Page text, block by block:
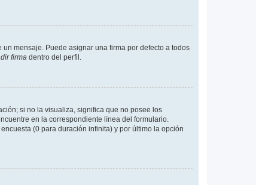
un mensaje. Puede asignar una firma por defecto a todos
firma dentro del perfil.
si no la visualiza, significa que no posee los
en la correspondiente línea del formulario.
(0 para duración infinita) y por último la opción